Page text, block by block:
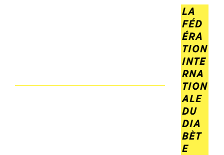
LA
FÉD
ÉRA
TION
INTE
RNA
TION
ALE
DU
DIA
BÈT
E